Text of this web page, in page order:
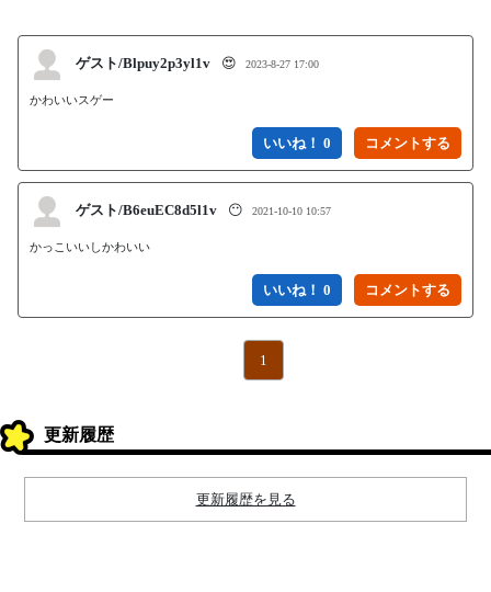
ゲスト/Blpuy2p3yl1v 😍 2023-8-27 17:00
いいね！ 0
ゲスト/B6euEC8d5l1v 😶 2021-10-10 10:57
かっこいいしかわいい
いいね！ 0
1
更新履歴
更新履歴を見る